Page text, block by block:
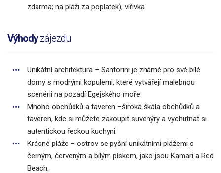
zdarma; na pláži za poplatek), vířivka
Výhodyzájezdu
Unikátní architektura – Santorini je známé pro své bílé
domy s modrými kopulemi, které vytvářejí malebnou
scenérii na pozadí Egejského moře.
Mnoho obchůdků a taveren –široká škála obchůdků a
taveren, kde si můžete zakoupit suvenýry a vychutnat si
autentickou řeckou kuchyni.
Krásné pláže – ostrov se pyšní unikátními plážemi s
černým, červeným a bílým pískem, jako jsou Kamari a Red
Beach.